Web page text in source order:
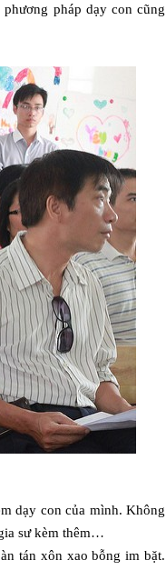
pháp dạy con cũng
dạy con của mình. Không
sư kèm thêm…
tán xôn xao bỗng im bặt.